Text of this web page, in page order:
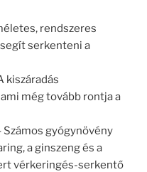
rendszeres
serkenteni a
kiszáradás
még tovább rontja a
Számos gyógynövény
a ginszeng és a
vérkeringés-serkentő